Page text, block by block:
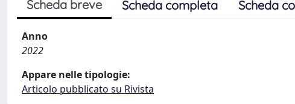
Scheda breve Scheda completa Scheda
Anno
2022
Appare nelle tipologie:
Articolo pubblicato su Rivista